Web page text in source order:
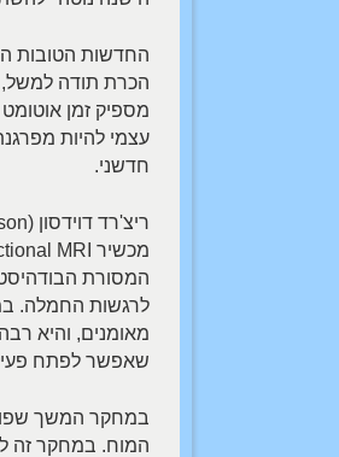
החדשות הטובות
הכרת תודה למשל,
מספיק זמן
עצמי להיות
חדשני.
המסורת
מאומנים, והיא
שאפשר לפתח